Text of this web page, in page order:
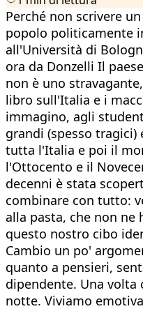
Perché non scrivere
popolo politicamente
all'Università di
ora da Donzelli Il
non è uno
libro sull'Italia e i
immagino, agli
grandi (spesso
tutta l'Italia e poi il
l'Ottocento e il
decenni è stata
combinare con tutto:
alla pasta, che non
questo nostro cibo
Cambio un po'
quanto a pensieri,
dipendente. Una
notte. Viviamo